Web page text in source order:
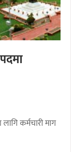
कर्मचारी माग